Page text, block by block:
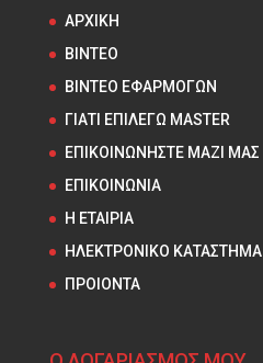
ΑΡΧΙΚΗ
ΒΙΝΤΕΟ
ΒΙΝΤΕΟ ΕΦΑΡΜΟΓΩΝ
ΓΙΑΤΙ ΕΠΙΛΕΓΩ MASTER
ΕΠΙΚΟΙΝΩΝΗΣΤΕ ΜΑΖΙ ΜΑΣ
ΕΠΙΚΟΙΝΩΝΙΑ
Η ΕΤΑΙΡΙΑ
ΗΛΕΚΤΡΟΝΙΚΟ ΚΑΤΑΣΤΗΜΑ
ΠΡΟΙΟΝΤΑ